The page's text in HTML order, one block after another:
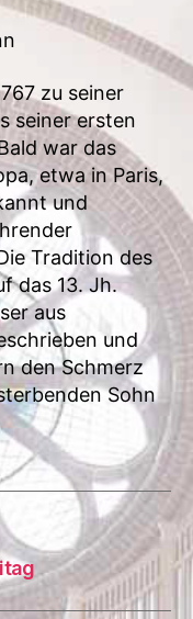
zu seiner
seiner ersten
war das
etwa in Paris,
und
Tradition des
das 13. Jh.
aus
und
den Schmerz
Sohn